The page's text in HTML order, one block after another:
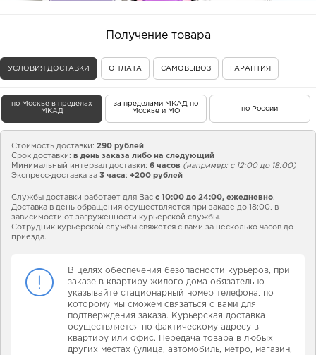
Получение товара
УСЛОВИЯ ДОСТАВКИ ОПЛАТА САМОВЫВОЗ ГАРАНТИЯ
по Москве в пределах
МКАД
за пределами МКАД по
Москве и МО
по России
Стоимость доставки: 290 рублей
Срок доставки: в день заказа либо на следующий
Минимальный интервал доставки: 6 часов (например: с 12:00 до 18:00)
Экспресс-доставка за 3 часа : +200 рублей
Службы доставки работает для Вас с 10:00 до 24:00, ежедневно.
Доставка в день обращения осуществляется при заказе до 18:00, в
зависимости от загруженности курьерской службы.
Сотрудник курьерской службы свяжется с вами за несколько часов до
приезда.
В целях обеспечения безопасности курьеров, при
заказе в квартиру жилого дома обязательно
указывайте стационарный номер телефона, по
которому мы сможем связаться с вами для
подтверждения заказа. Курьерская доставка
осуществляется по фактическому адресу в
квартиру или офис. Передача товара в любых
других местах (улица, автомобиль, метро, магазин,